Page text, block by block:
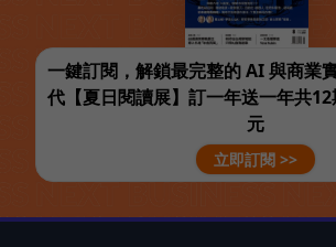
一鍵訂閱，解鎖最完整的 AI 與商業
代【夏日閱讀展】訂一年送一年共
元
立即訂閱 >>